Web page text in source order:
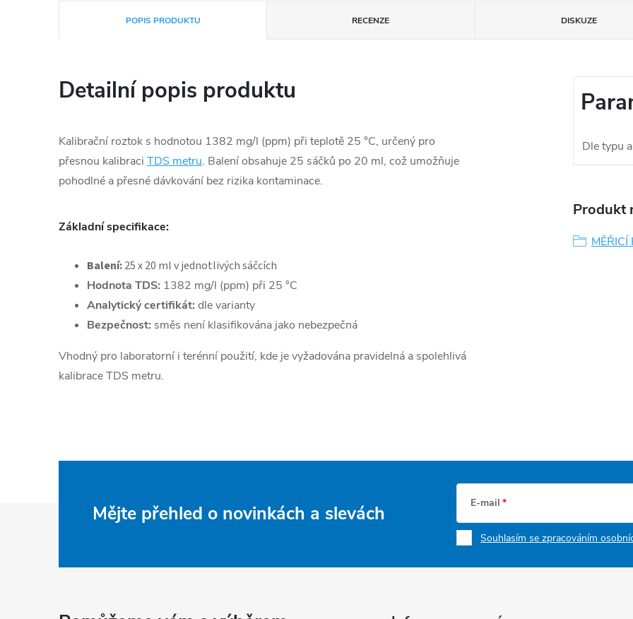
POPIS PRODUKTU RECENZE DISKUZE
Detailní popis produktu
Kalibrační roztok s hodnotou 1382 mg/l (ppm) při teplotě 25 °C, určený pro
přesnou kalibraci TDS metru. Balení obsahuje 25 sáčků po 20 ml, což umožňuje
pohodlné a přesné dávkování bez rizika kontaminace.
Základní specifikace:
Balení:25 x 20 ml v jednotlivých sáčcích
Hodnota TDS: 1382 mg/l (ppm) při 25 °C
Analytický certifikát: dle varianty
Bezpečnost: směs není klasifikována jako nebezpečná
Vhodný pro laboratorní i terénní použití, kde je vyžadována pravidelná a spolehlivá
kalibrace TDS metru.
Dle typu
Produkt
MĚŘICÍ
Mějte přehled o novinkách a slevách E-mail
Souhlasím se zpracováním